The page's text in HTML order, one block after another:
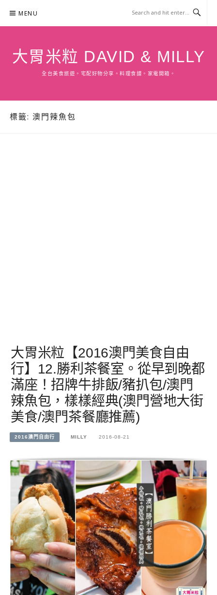
content
MENU
大胃米粒 DAVID & MILLY
全台美食旅遊。宅配好物分享。料理食譜。家電開箱。
標籤: 澳門辣魚包
大胃米粒【2016澳門美食自由
行】12.勝利茶餐室。從早到晚都
滿座！招牌牛排飯/豬扒包/澳門
辣魚包，樣樣經典(澳門營地大街
美食/澳門茶餐廳推薦)
2016澳門自由行 MILLY 2016-08-21